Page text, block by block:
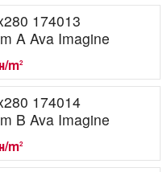
174013
A Ava Imagine
m2
174014
B Ava Imagine
m2